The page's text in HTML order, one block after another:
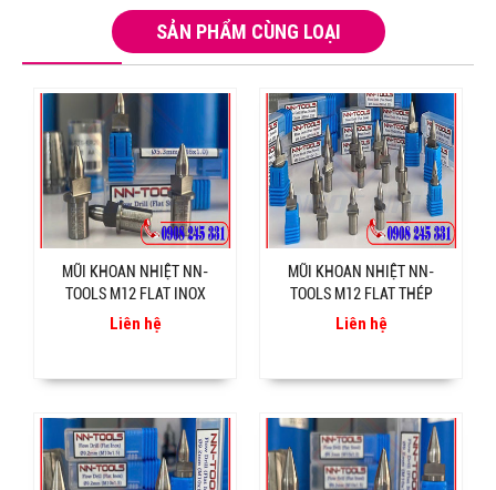
SẢN PHẨM CÙNG LOẠI
MŨI KHOAN NHIỆT NN-
TOOLS M12 FLAT INOX
Liên hệ
MŨI KHOAN NHIỆT NN-
TOOLS M12 FLAT THÉP
Liên hệ